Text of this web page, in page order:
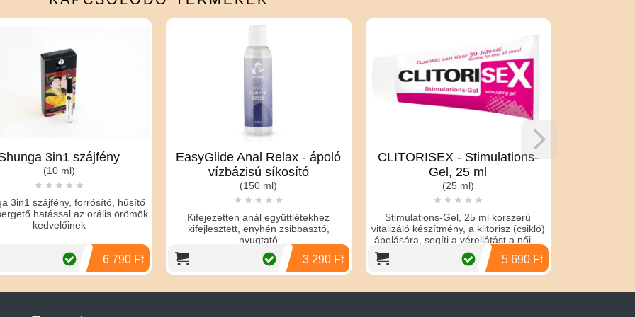
3in1 szájfény
(10 ml)
szájfény, forrósító, hűsítő
hatással az orális örömök
kedvelőinek
6 790 Ft
EasyGlide Anal Relax - ápoló
vízbázisú síkosító
(150 ml)
Kifejezetten anál együttlétekhez
kifejlesztett, enyhén zsibbasztó,
nyugtató
3 290 Ft
CLITORISEX - Stimulations-
Gel, 25 ml
(25 ml)
Stimulations-Gel, 25 ml korszerű
vitalizáló készítmény, a klitorisz (csikló)
ápolására, segíti a vérellátást a női ...
5 690 Ft